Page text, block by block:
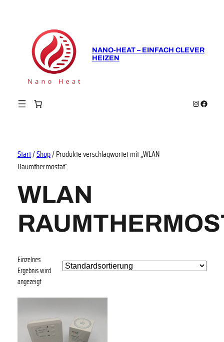
NANO-HEAT – EINFACH CLEVER
HEIZEN
Instagram
Start/Shop/ Produkte verschlagwortet mit „WLAN
Raumthermostat“
WLAN
Einzelnes
Ergebnis wird
angezeigt